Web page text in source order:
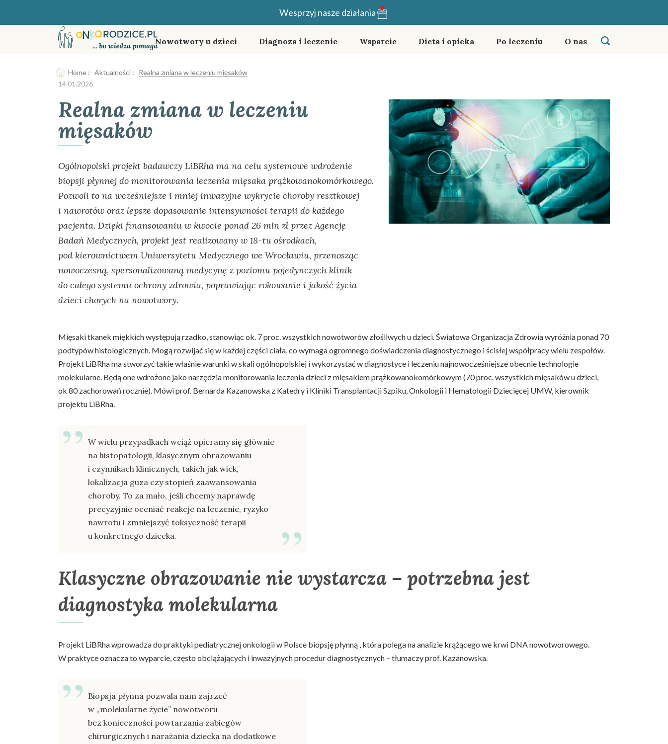
Wesprzyj nasze działania
Nowotwory u dzieci Diagnoza i leczenie Wsparcie Dieta i opieka Po leczeniu O nas
Home : Aktualności : Realna zmiana w leczeniu mięsaków
14.01.2026
Realna zmiana w leczeniu
mięsaków
Ogólnopolski projekt badawczy LiBRha ma na celu systemowe wdrożenie
biopsji płynnej do monitorowania leczenia mięsaka prążkowanokomórkowego.
Pozwoli to na wcześniejsze i mniej inwazyjne wykrycie choroby resztkowej
i nawrotów oraz lepsze dopasowanie intensywności terapii do każdego
pacjenta. Dzięki finansowaniu w kwocie ponad 26 mln zł przez Agencję
Badań Medycznych, projekt jest realizowany w 18-tu ośrodkach,
pod kierownictwem Uniwersytetu Medycznego we Wrocławiu, przenosząc
nowoczesną, spersonalizowaną medycynę z poziomu pojedynczych klinik
do całego systemu ochrony zdrowia, poprawiając rokowanie i jakość życia
dzieci chorych na nowotwory.
Mięsaki tkanek miękkich występują rzadko, stanowiąc ok. 7 proc. wszystkich nowotworów złośliwych u dzieci. Światowa Organizacja Zdrowia wyróżnia ponad 70
podtypów histologicznych. Mogą rozwijać się w każdej części ciała, co wymaga ogromnego doświadczenia diagnostycznego i ścisłej współpracy wielu zespołów.
Projekt LiBRha ma stworzyć takie właśnie warunki w skali ogólnopolskiej i wykorzystać w diagnostyce i leczeniu najnowocześniejsze obecnie technologie
molekularne. Będą one wdrożone jako narzędzia monitorowania leczenia dzieci z mięsakiem prążkowanokomórkowym (70 proc. wszystkich mięsaków u dzieci,
ok 80 zachorowań rocznie). Mówi prof. Bernarda Kazanowska z Katedry i Kliniki Transplantacji Szpiku, Onkologii i Hematologii Dziecięcej UMW, kierownik
projektu LiBRha.
W wielu przypadkach wciąż opieramy się głównie
na histopatologii, klasycznym obrazowaniu
i czynnikach klinicznych, takich jak wiek,
lokalizacja guza czy stopień zaawansowania
choroby. To za mało, jeśli chcemy naprawdę
precyzyjnie oceniać reakcje na leczenie, ryzyko
nawrotu i zmniejszyć toksyczność terapii
u konkretnego dziecka.
Klasyczne obrazowanie nie wystarcza – potrzebna jest
diagnostyka molekularna
Projekt LiBRha wprowadza do praktyki pediatrycznej onkologii w Polsce biopsję płynną , która polega na analizie krążącego we krwi DNA nowotworowego.
W praktyce oznacza to wyparcie, często obciążających i inwazyjnych procedur diagnostycznych – tłumaczy prof. Kazanowska.
Biopsja płynna pozwala nam zajrzeć
w „molekularne życie” nowotworu
bez konieczności powtarzania zabiegów
chirurgicznych i narażania dziecka na dodatkowe